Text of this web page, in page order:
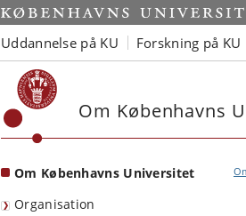
Start
Uddannelse på KU Forskning på KU
Om Københavns
Om Københavns Universitet
Organisation